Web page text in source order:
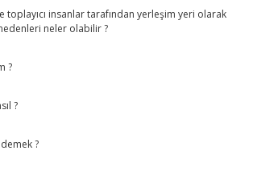
toplayıcı insanlar tarafından yerleşim yeri olarak
neler olabilir ?
?
?
?